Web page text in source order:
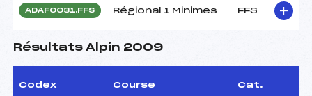
ADAF0031.FFS Régional 1 Minimes FFS
Résultats Alpin 2009
Codex Course Cat.